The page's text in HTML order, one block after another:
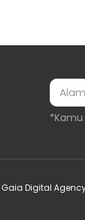
Gaia Digital